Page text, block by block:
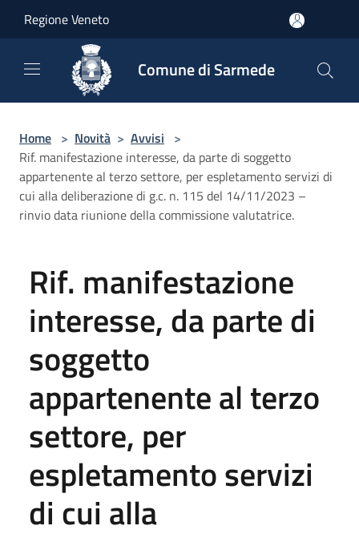
Regione Veneto
Comune di Sarmede
Home > Novità > Avvisi >
Rif. manifestazione interesse, da parte di soggetto
appartenente al terzo settore, per espletamento servizi di
cui alla deliberazione di g.c. n. 115 del 14/11/2023 –
rinvio data riunione della commissione valutatrice.
Rif. manifestazione
interesse, da parte di
soggetto
appartenente al terzo
settore, per
espletamento servizi
di cui alla